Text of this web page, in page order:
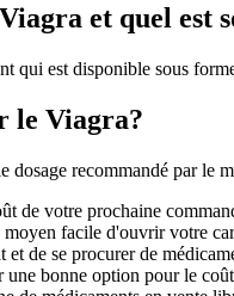
et quel est
qui est disponible sous
le Viagra?
dosage recommandé par le
de votre prochaine
facile d'ouvrir votre
de se procurer de
bonne option pour le